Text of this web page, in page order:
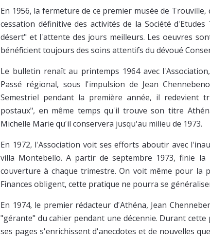
En 1956, la fermeture de ce premier musée de
cessation définitive des activités de la Société
désert" et l'attente des jours meilleurs. Les oeuvres
bénéficient toujours des soins attentifs du dévoué
Le bulletin renaît au printemps 1964 avec
Passé régional, sous l'impulsion de Jean
Semestriel pendant la première année, il redevient
postaux", en même temps qu'il trouve son titre
Michelle Marie qu'il conservera jusqu'au milieu de 1973.
En 1972, l'Association voit ses efforts aboutir avec
villa Montebello. A partir de septembre 1973, finie
couverture à chaque trimestre. On voit même pour la
Finances obligent, cette pratique ne pourra se
En 1974, le premier rédacteur d'Athéna, Jean
"gérante" du cahier pendant une décennie. Durant
ses pages s'enrichissent d'anecdotes et de nouvelles